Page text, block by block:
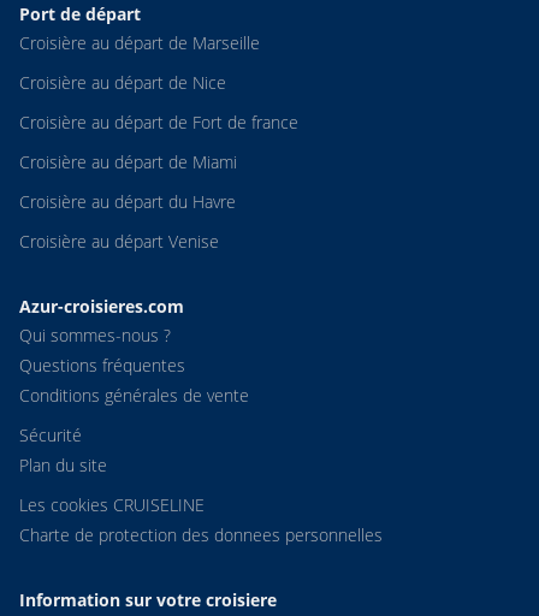
Port de départ
Croisière au départ de Marseille
Croisière au départ de Nice
Croisière au départ de Fort de france
Croisière au départ de Miami
Croisière au départ du Havre
Croisière au départ Venise
Azur-croisieres.com
Qui sommes-nous ?
Questions fréquentes
Conditions générales de vente
Sécurité
Plan du site
Les cookies CRUISELINE
Charte de protection des donnees personnelles
Information sur votre croisiere